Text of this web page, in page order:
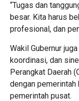
“Tugas dan
besar. Kita harus
profesional, dan
Wakil Gubernur
koordinasi, dan
Perangkat Daerah
dengan
pemerintah pusat.